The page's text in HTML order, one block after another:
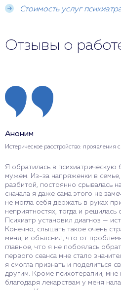
Стоимость услуг
Отзывы о
Аноним
Истерическое расстройство: проявления
Я обратилась в психиатрическую
мужем. Из-за напряженки в семье,
разбитой, постоянно срывалась
сначала я даже сама этого не
не могла себя держать в руках
неприятностях, тогда и решилась
Психиатр установил диагноз —
Конечно, слышать такое очень
меня, и объяснил, что от
главное, что я не побоялась
первого сеанса мне стало
я смогла признать и поделиться
другим. Кроме психотерапии, мне
благодаря лекарствам у меня